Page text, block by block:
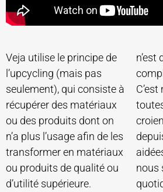
Veja utilise le principe de
l’upcycling (mais pas
seulement), qui consiste à
récupérer des matériaux
ou des produits dont on
n’a plus l’usage afin de les
transformer en matériaux
ou produits de qualité ou
d’utilité supérieure.
n’est
nous